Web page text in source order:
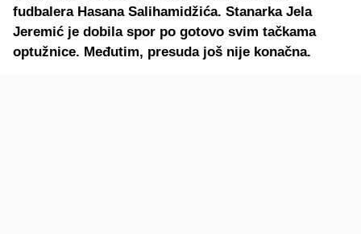
fudbalera Hasana Salihamidžića. Stanarka Jela
Jeremić je dobila spor po gotovo svim tačkama
optužnice. Međutim, presuda još nije konačna.